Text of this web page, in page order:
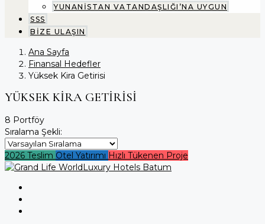
YUNANİSTAN VATANDAŞLIĞI’NA UYGUN
SSS
BİZE ULAŞIN
Ana Sayfa
Finansal Hedefler
Yüksek Kira Getirisi
YÜKSEK KIRA GETIRISI
8 Portföy
Sıralama Şekli:
2026 Teslim Otel Yatırımı Hızlı Tükenen Proje